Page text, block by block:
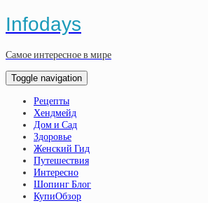
Infodays
Самое интересное в мире
Toggle navigation
Рецепты
Хендмейд
Дом и Сад
Здоровье
Женский Гид
Путешествия
Интересно
Шопинг Блог
КупиОбзор